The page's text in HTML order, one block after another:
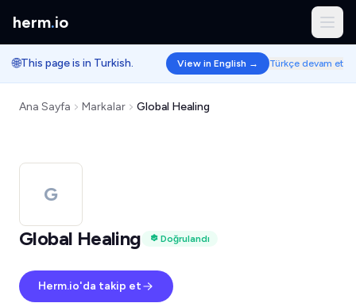
herm.io
🌐This page is in Turkish. View in English → Türkçe devam et
Ana Sayfa Markalar Global Healing
G
Global Healing
Doğrulandı
Herm.io'da takip et